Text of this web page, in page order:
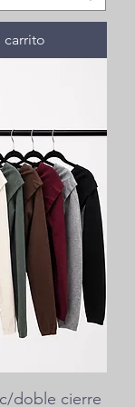
carrito
doble cierre